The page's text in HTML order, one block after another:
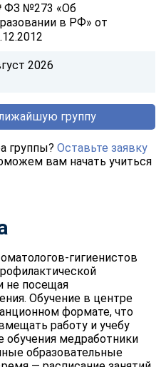
ФЗ №273 «Об
в РФ» от
2026
группу
группы? Оставьте заявку
вам начать учиться
гигиенистов
не посещая
Обучение в центре
формате, что
работу и учебу
обучения медработники
образовательные